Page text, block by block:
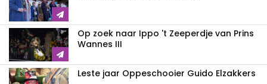
Op zoek naar Ippo 't Zeeperdje van Prins
Wannes III
Leste jaar Oppeschooier Guido Elzakkers